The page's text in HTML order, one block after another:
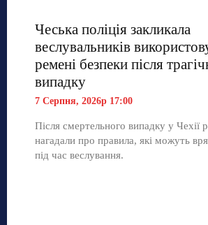
Чеська поліція закликала
веслувальників
ремені безпеки після
випадку
7 Серпня, 2026р 17:00
Після смертельного випадку у Чехії
нагадали про правила, які можуть
під час веслування.